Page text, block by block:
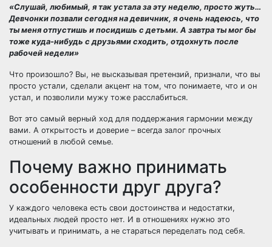
«Слушай, любимый, я так устала за эту неделю, просто жуть…
Девчонки позвали сегодня на девичник, я очень надеюсь, что
ты меня отпустишь и посидишь с детьми. А завтра ты мог бы
тоже куда-нибудь с друзьями сходить, отдохнуть после
рабочей недели»
Что произошло? Вы, не высказывая претензий, признали, что вы
просто устали, сделали акцент на том, что понимаете, что и он
устал, и позволили мужу тоже расслабиться.
Вот это самый верный ход для поддержания гармонии между
вами. А открытость и доверие – всегда залог прочных
отношений в любой семье.
Почему важно принимать
особенности друг друга?
У каждого человека есть свои достоинства и недостатки,
идеальных людей просто нет. И в отношениях нужно это
учитывать и принимать, а не стараться переделать под себя.